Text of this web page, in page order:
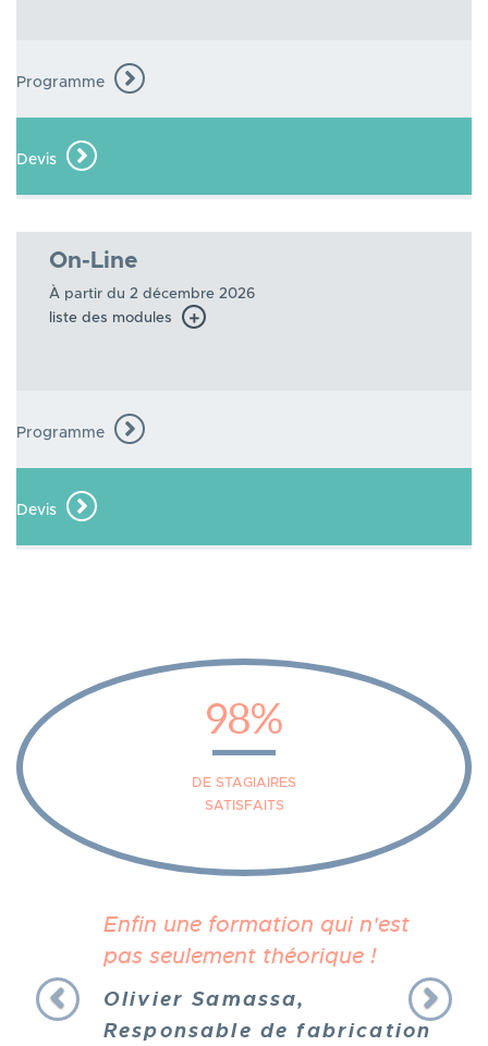
Programme
Devis
On-Line
À partir du 2 décembre 2026
liste des modules
Programme
Devis
98%
DE STAGIAIRES
SATISFAITS
Enfin une formation qui n'est
pas seulement théorique !
Olivier Samassa,
Responsable de fabrication